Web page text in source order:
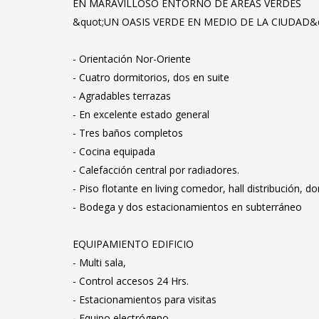
EN MARAVILLOSO ENTORNO DE AREAS VERDES
&quot;UN OASIS VERDE EN MEDIO DE LA
- Orientación Nor-Oriente
- Cuatro dormitorios, dos en suite
- Agradables terrazas
- En excelente estado general
- Tres baños completos
- Cocina equipada
- Calefacción central por radiadores.
- Piso flotante en living comedor, hall distribución,
- Bodega y dos estacionamientos en subterráneo
EQUIPAMIENTO EDIFICIO
- Multi sala,
- Control accesos 24 Hrs.
- Estacionamientos para visitas